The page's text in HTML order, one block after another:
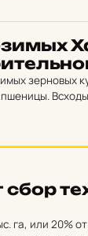
зерновых
пшеницы.
га, или 20%